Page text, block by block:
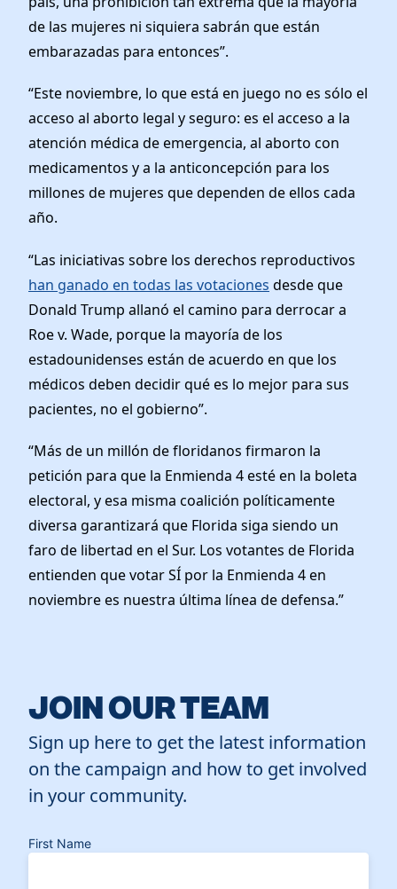
de las mujeres ni siquiera sabrán que están
embarazadas para entonces”.
“Este noviembre, lo que está en juego no es sólo el
acceso al aborto legal y seguro: es el acceso a la
atención médica de emergencia, al aborto con
medicamentos y a la anticoncepción para los
millones de mujeres que dependen de ellos cada
año.
“Las iniciativas sobre los derechos reproductivos
han ganado en todas las votaciones desde que
Donald Trump allanó el camino para derrocar a
Roe v. Wade, porque la mayoría de los
estadounidenses están de acuerdo en que los
médicos deben decidir qué es lo mejor para sus
pacientes, no el gobierno”.
“Más de un millón de floridanos firmaron la
petición para que la Enmienda 4 esté en la boleta
electoral, y esa misma coalición políticamente
diversa garantizará que Florida siga siendo un
faro de libertad en el Sur. Los votantes de Florida
entienden que votar SÍ por la Enmienda 4 en
noviembre es nuestra última línea de defensa.”
JOIN OUR TEAM
Sign up here to get the latest information
on the campaign and how to get involved
in your community.
First Name